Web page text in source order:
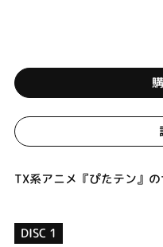
TX系アニメ『ぴたテン』
DISC 1